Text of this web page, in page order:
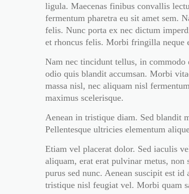
ligula. Maecenas finibus convallis
fermentum pharetra eu sit amet sem.
felis. Nunc porta ex nec dictum
et rhoncus felis. Morbi fringilla neque
Nam nec tincidunt tellus, in commodo
odio quis blandit accumsan. Morbi
massa nisl, nec aliquam nisl
maximus scelerisque.
Aenean in tristique diam. Sed blandit
Pellentesque ultricies elementum
Etiam vel placerat dolor. Sed iaculis
aliquam, erat erat pulvinar metus,
purus sed nunc. Aenean suscipit est
tristique nisl feugiat vel. Morbi quam